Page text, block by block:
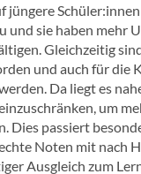
jüngere
und sie haben mehr
Gleichzeitig
und auch für die
Da liegt es
um
Dies passiert
Noten mit nach
Ausgleich zum